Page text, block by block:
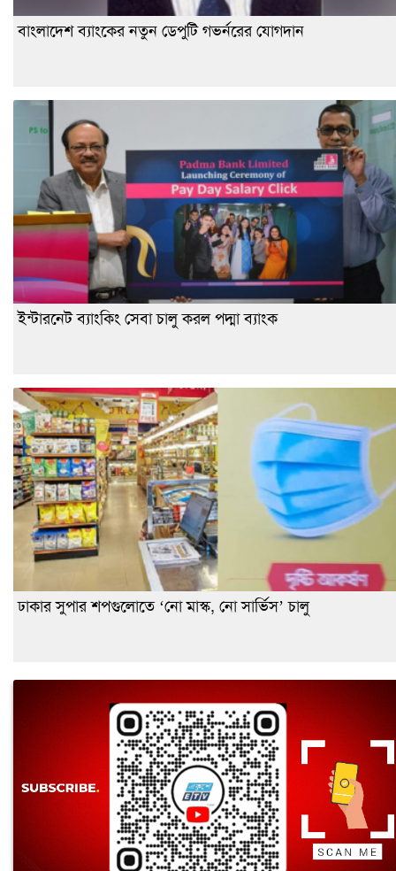
বাংলাদেশ ব্যাংকের নতুন ডেপুটি গভর্নরের যোগদান
ইন্টারনেট ব্যাংকিং সেবা চালু করল পদ্মা ব্যাংক
ঢাকার সুপার শপগুলোতে ‘নো মাস্ক, নো সার্ভিস’ চালু